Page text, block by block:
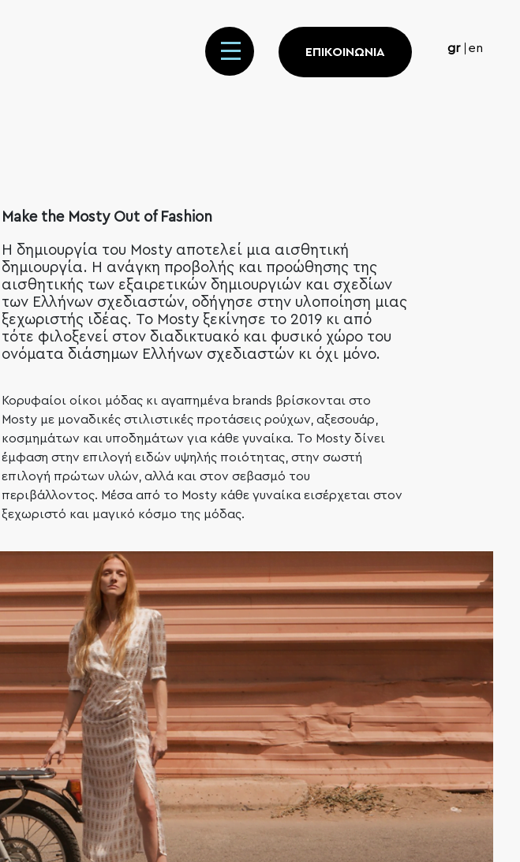
gr en
ΕΠΙΚΟΙΝΩΝΙΑ
Make the Mosty Out of Fashion
Η δημιουργία του Mosty αποτελεί μια αισθητική
δημιουργία. Η ανάγκη προβολής και προώθησης της
αισθητικής των εξαιρετικών δημιουργιών και σχεδίων
των Ελλήνων σχεδιαστών, οδήγησε στην υλοποίηση μιας
ξεχωριστής ιδέας. Το Mosty ξεκίνησε το 2019 κι από
τότε φιλοξενεί στον διαδικτυακό και φυσικό χώρο του
ονόματα διάσημων Ελλήνων σχεδιαστών κι όχι μόνο.
Κορυφαίοι οίκοι μόδας κι αγαπημένα brands βρίσκονται στο
Mosty με μοναδικές στιλιστικές προτάσεις ρούχων, αξεσουάρ,
κοσμημάτων και υποδημάτων για κάθε γυναίκα. Το Mosty δίνει
έμφαση στην επιλογή ειδών υψηλής ποιότητας, στην σωστή
επιλογή πρώτων υλών, αλλά και στον σεβασμό του
περιβάλλοντος. Μέσα από το Mosty κάθε γυναίκα εισέρχεται στον
ξεχωριστό και μαγικό κόσμο της μόδας.